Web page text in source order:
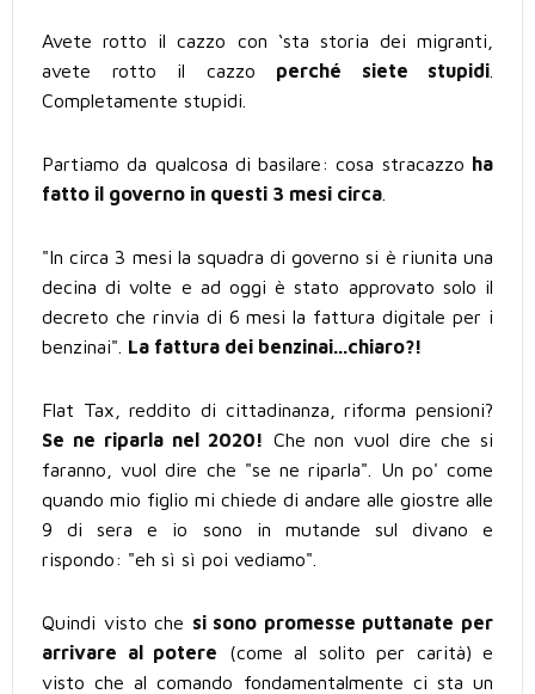
Avete rotto il cazzo con ‘sta storia dei migranti,
avete rotto il cazzo perché siete stupidi
Completamente stupidi.
Partiamo da qualcosa di basilare: cosa stracazzo ha
fatto il governo in questi 3 mesi circa
"In circa 3 mesi la squadra di governo si è riunita una
decina di volte e ad oggi è stato approvato solo il
decreto che rinvia di 6 mesi la fattura digitale per i
benzinai". La fattura dei benzinai...chiaro?!
Flat Tax, reddito di cittadinanza, riforma pensioni?
Se ne riparla nel 2020! Che non vuol dire che si
faranno, vuol dire che "se ne riparla". Un po' come
quando mio figlio mi chiede di andare alle giostre alle
9 di sera e io sono in mutande sul divano e
rispondo: "eh sì sì poi vediamo".
Quindi visto che si sono promesse puttanate per
arrivare al potere (come al solito per carità) e
visto che al comando fondamentalmente ci sta un